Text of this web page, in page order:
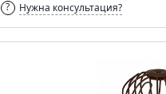
Нужна консультация?